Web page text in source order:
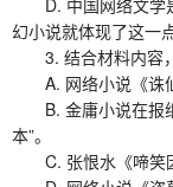
幻小说就体现了这一点
3. 结合材料内容，
A. 网络小说《诛仙
B. 金庸小说在报纸
本”。
C. 张恨水《啼笑因